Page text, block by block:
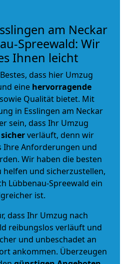
am Neckar
Spreewald: Wir
Ihnen leicht
dass hier Umzug
eine hervorragende
sowie Qualität bietet. Mit
in Esslingen am Neckar
sein, dass Ihr Umzug
verläuft, denn wir
Ihre Anforderungen und
Wir haben die besten
helfen und sicherzustellen,
Lübbenau-Spreewald ein
ist.
dass Ihr Umzug nach
reibungslos verläuft und
und unbeschadet an
ankommen. Überzeugen